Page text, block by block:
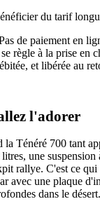
du tarif
de paiement en
règle à la prise en
et libérée au
l'adorer
Ténéré 700 tant
une suspension
rallye. C'est ce
avec une plaque
dans le désert.